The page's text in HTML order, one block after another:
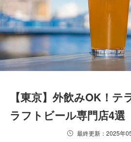
【東京】外飲みOK！テ
ラフトビール専門店4選
最終更新：2025年